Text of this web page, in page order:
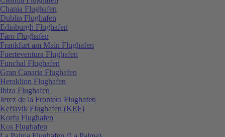
Chania Flughafen
Dublin Flughafen
Edinburgh Flughafen
Faro Flughafen
Frankfurt am Main Flughafen
Fuerteventura Flughafen
Funchal Flughafen
Gran Canaria Flughafen
Heraklion Flughafen
Ibiza Flughafen
Jerez de la Frontera Flughafen
Keflavik Flughafen (KEF)
Korfu Flughafen
Kos Flughafen